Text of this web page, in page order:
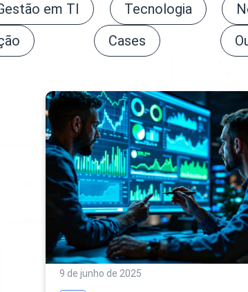
em TI Tecnologia
Cases
9 de junho de 2025